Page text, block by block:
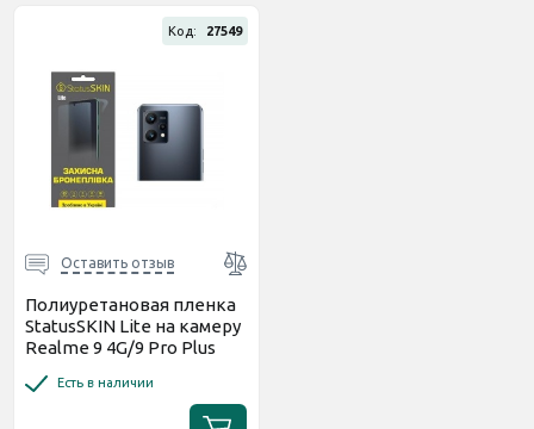
Код: 27549
Оставить отзыв
Полиуретановая пленка
StatusSKIN Lite на камеру
Realme 9 4G/9 Pro Plus
Есть в наличии